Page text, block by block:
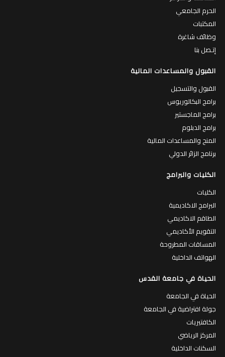
الحرم الجامعي
المكتبات
وظائف شاغرة
إتـصل بنا
القبول والمساعدات المالية
القبول والتسجيل
برامج البكالوريوس
برامج الماجستير
برامج الدبلوم
المنح والمساعدات المالية
برنامج الزائر الدولي
الكليات والبرامج
الكليات
البرامج الاكاديمية
الطاقم الاكاديمي
التقويم الأكاديمي
المساقات المطروحة
الهواتف الداخلية
الحياة في جامعة القدس
الحياة في الجامعة
جولة افتراضية في الجامعة
الكافتيريات
المركز الرياضي
السكنات الداخلية